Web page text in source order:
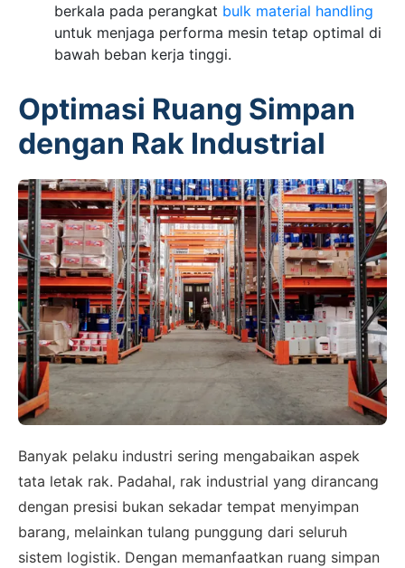
berkala pada perangkat bulk material handling
untuk menjaga performa mesin tetap optimal di
bawah beban kerja tinggi.
Optimasi Ruang Simpan
dengan Rak Industrial
Banyak pelaku industri sering mengabaikan aspek
tata letak rak. Padahal, rak industrial yang dirancang
dengan presisi bukan sekadar tempat menyimpan
barang, melainkan tulang punggung dari seluruh
sistem logistik. Dengan memanfaatkan ruang simpan